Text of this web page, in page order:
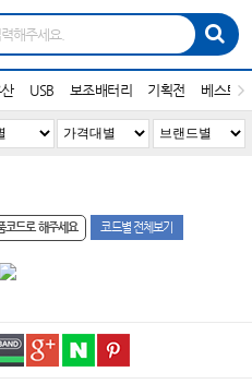
USB 보조배터리 기획전 베스트
코드로 해주세요 코드별 전체보기